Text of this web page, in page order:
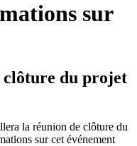
sur
clôture du projet
la réunion de clôture du
sur cet événement